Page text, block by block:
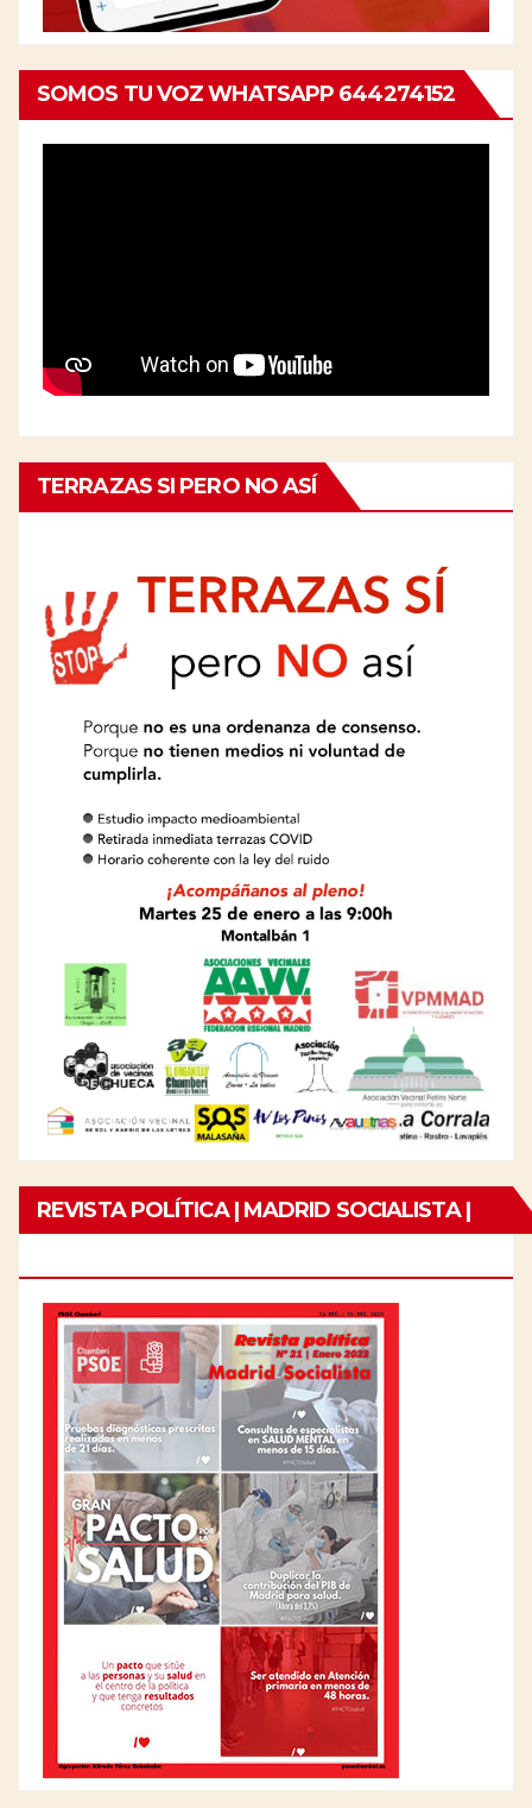
SOMOS TU VOZ WHATSAPP 644274152
TERRAZAS SI PERO NO ASÍ
REVISTA POLÍTICA | MADRID SOCIALISTA |